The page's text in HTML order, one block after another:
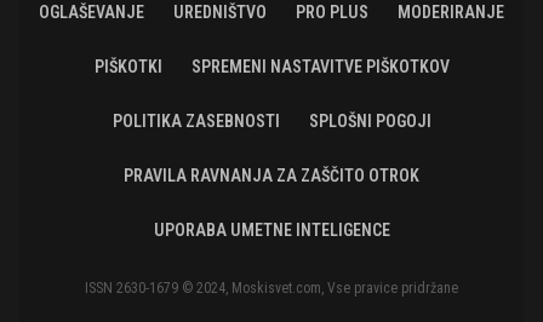
OGLAŠEVANJE UREDNIŠTVO PRO PLUS MODERIRANJE
PIŠKOTKI SPREMENI NASTAVITVE PIŠKOTKOV
POLITIKA ZASEBNOSTI SPLOŠNI POGOJI
PRAVILA RAVNANJA ZA ZAŠČITO OTROK
UPORABA UMETNE INTELIGENCE
ISSN 2630-1679 © 2024, Moskisvet.com, Vse pravice pridržane